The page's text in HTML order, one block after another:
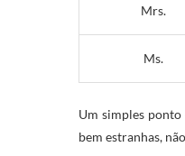
Mrs.
Ms.
Um simples ponto
bem estranhas,